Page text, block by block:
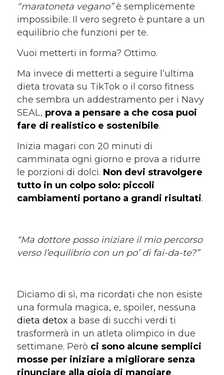
“maratoneta vegano”è semplicemente
impossibile. Il vero segreto è puntare a un
equilibrio che funzioni per te.
Vuoi metterti in forma? Ottimo.
Ma invece di metterti a seguire l’ultima
dieta trovata su TikTok o il corso fitness
che sembra un addestramento per i Navy
SEAL, prova a pensare a che cosa puoi
fare di realistico e sostenibile.
Inizia magari con 20 minuti di
camminata ogni giorno e prova a ridurre
le porzioni di dolci. Non devi stravolgere
tutto in un colpo solo: piccoli
cambiamenti portano a grandi risultati.
“Ma dottore posso iniziare il mio percorso
verso l’equilibrio con un po’ di fai-da-te?”
Diciamo di sì, ma ricordati che non esiste
una formula magica, e, spoiler, nessuna
dieta detox a base di succhi verdi ti
trasformerà in un atleta olimpico in due
settimane. Però ci sono alcune semplici
mosse per iniziare a migliorare senza
rinunciare alla gioia di mangiare.